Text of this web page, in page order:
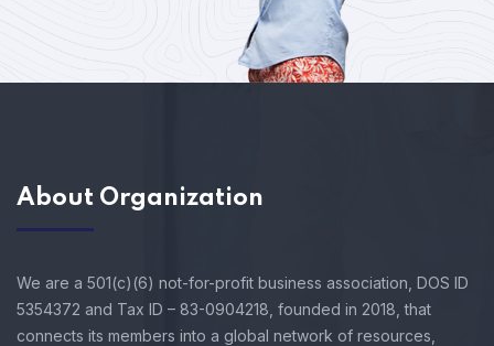
About Organization
We are a 501(c)(6) not-for-profit business association, DOS ID
5354372 and Tax ID – 83-0904218, founded in 2018, that
connects its members into a global network of resources,